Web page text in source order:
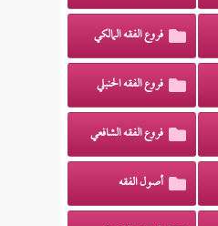
فروع الفقه المالكي
فروع الفقه الحنبلي
فروع الفقه الشافعي
أصول الفقه